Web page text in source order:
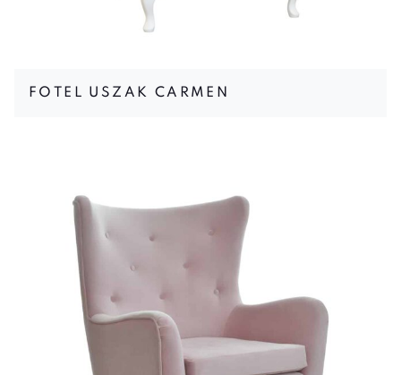
FOTEL USZAK CARMEN